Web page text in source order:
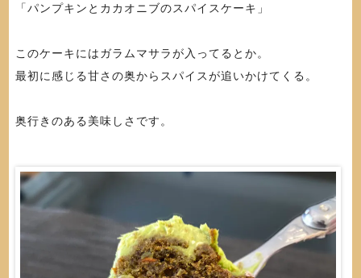
「パンプキンとカカオニブのスパイスケーキ」
このケーキにはガラムマサラが入ってるとか。
最初に感じる甘さの奥からスパイスが追いかけてくる。
奥行きのある美味しさです。